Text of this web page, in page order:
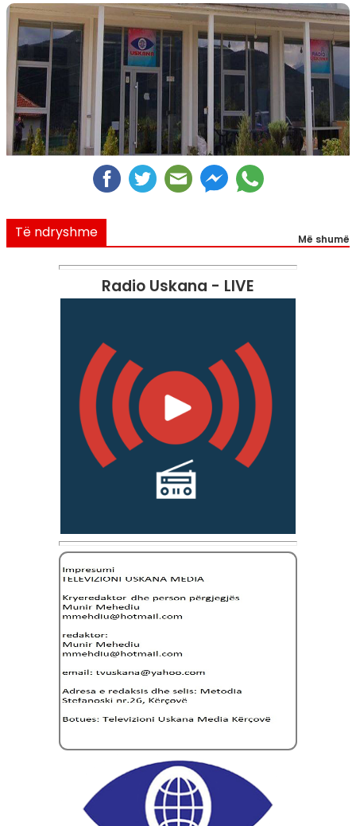
Të ndryshme Më shumë
Radio Uskana - LIVE